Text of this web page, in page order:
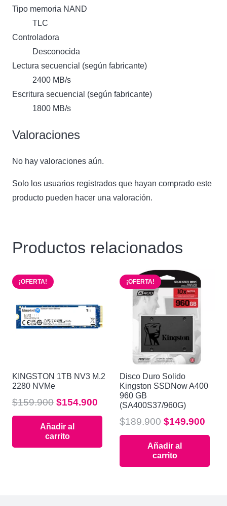
Tipo memoria NAND
TLC
Controladora
Desconocida
Lectura secuencial (según fabricante)
2400 MB/s
Escritura secuencial (según fabricante)
1800 MB/s
Valoraciones
No hay valoraciones aún.
Solo los usuarios registrados que hayan comprado este
producto pueden hacer una valoración.
Productos relacionados
¡OFERTA!
KINGSTON 1TB NV3 M.2
2280 NVMe
$159.900 El
precio
original
era:
$154.900
precio
actual
Añadir al
carrito
¡OFERTA!
Disco Duro Solido
Kingston SSDNow A400
960 GB
(SA400S37/960G)
$189.900 El
precio
original
era:
$149.900
Añadir al
carrito